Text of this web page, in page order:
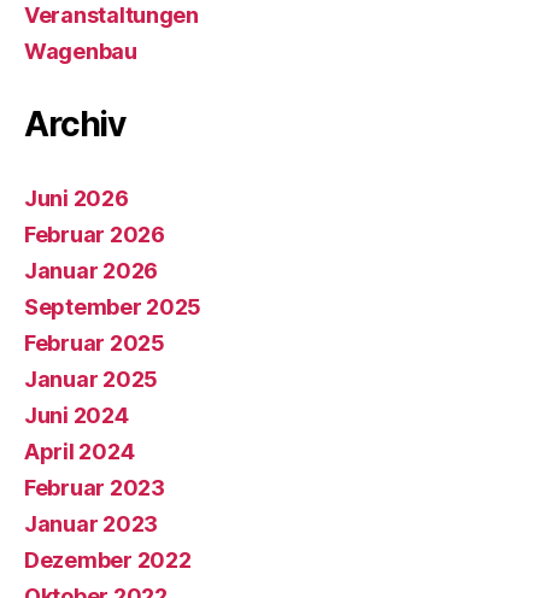
Veranstaltungen
Wagenbau
Archiv
Juni 2026
Februar 2026
Januar 2026
September 2025
Februar 2025
Januar 2025
Juni 2024
April 2024
Februar 2023
Januar 2023
Dezember 2022